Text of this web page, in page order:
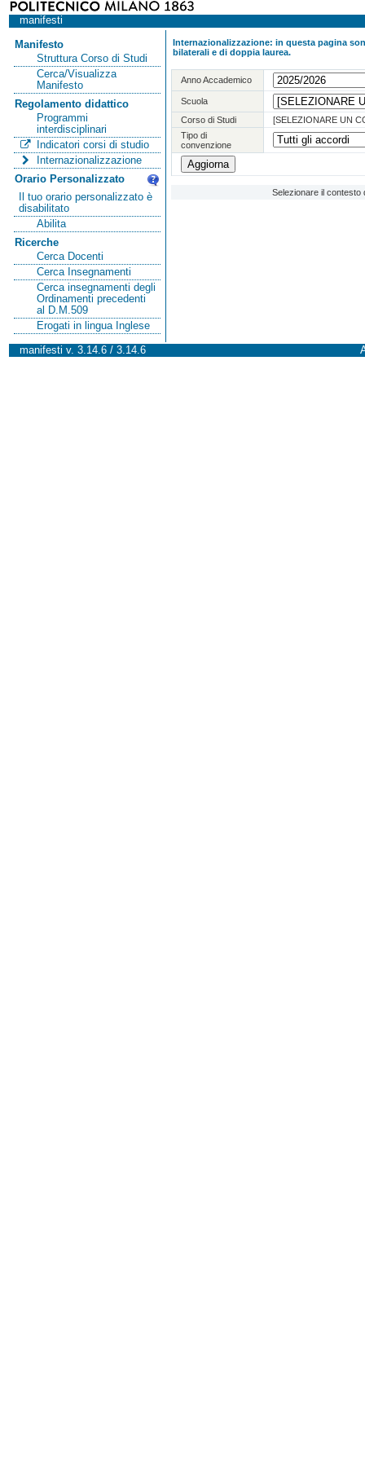
manifesti
Manifesto
Struttura Corso di Studi
Cerca/Visualizza
Manifesto
Regolamento didattico
Programmi
interdisciplinari
Indicatori corsi di studio
Internazionalizzazione
Orario Personalizzato
Il tuo orario personalizzato è
disabilitato
Abilita
Ricerche
Cerca Docenti
Cerca Insegnamenti
Cerca insegnamenti degli
Ordinamenti precedenti
al D.M.509
Erogati in lingua Inglese
Internazionalizzazione: in questa pagina
bilaterali e di doppia laurea.
Anno Accademico
Scuola
Corso di Studi
[SELEZIONARE UN
Tipo di
convenzione
Selezionare il
manifesti v. 3.14.6 / 3.14.6